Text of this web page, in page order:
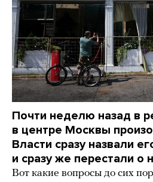
Почти неделю назад в
в центре Москвы
Власти сразу назвали
и сразу же перестали о
Вот какие вопросы до сих